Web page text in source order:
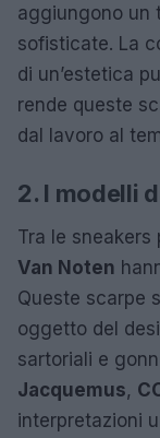
aggiungono un
sofisticate. La
di un’estetica
rende queste
dal lavoro al
2. I modelli
Tra le
Van Noten
Queste scarpe
oggetto del
sartoriali e
Jacquemus,
interpretazioni